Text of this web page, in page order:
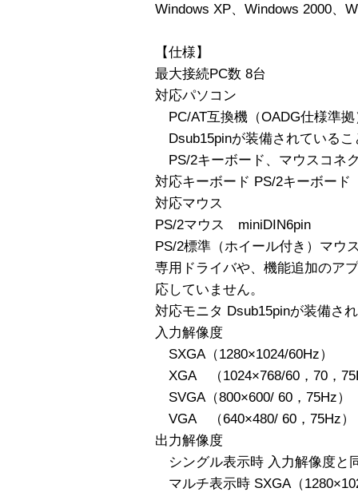
Windows XP、Windows 2000、
【仕様】
最大接続PC数 8台
対応パソコン
PC/AT互換機（OADG仕様準拠
Dsub15pinが装備されているこ
PS/2キーボード、マウスコネ
対応キーボード PS/2キーボー
対応マウス
PS/2マウス miniDIN6pin
PS/2標準（ホイール付き）マウ
専用ドライバや、機能追加のア
応していません。
対応モニタ Dsub15pinが装備さ
入力解像度
SXGA（1280×1024/60Hz）
XGA （1024×768/60，70，
SVGA（800×600/ 60，75Hz）
VGA （640×480/ 60，75Hz）
出力解像度
シングル表示時 入力解像度と
マルチ表示時 SXGA（